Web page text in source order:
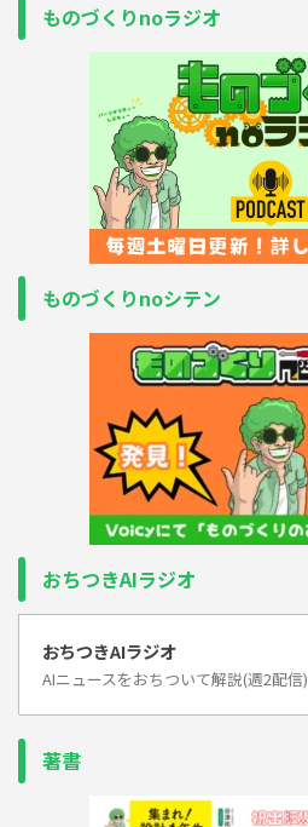
ものづくりnoラジオ
ものづくりnoシテン
おちつきAIラジオ
おちつきAIラジオ
AIニュースをおちついて解説(週2配信)
著書